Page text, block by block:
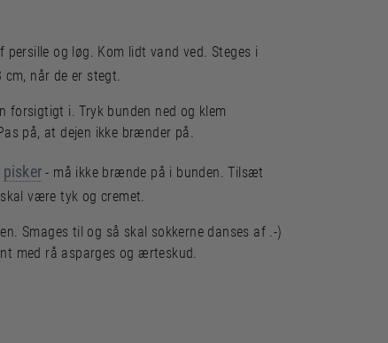
persille og løg. Kom lidt vand ved. Steges i
når de er stegt.
forsigtigt i. Tryk bunden ned og klem
på, at dejen ikke brænder på.
pisker - må ikke brænde på i bunden. Tilsæt
være tyk og cremet.
Smages til og så skal sokkerne danses af .-)
med rå asparges og ærteskud.